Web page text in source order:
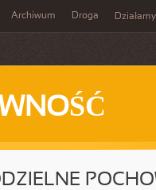
Archiwum Droga Działamy